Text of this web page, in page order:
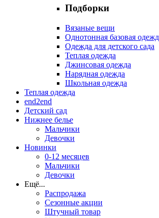
Подборки
Вязаные вещи
Однотонная базовая
Одежда для детского сада
Теплая одежда
Джинсовая одежда
Нарядная одежда
Школьная одежда
Теплая одежда
end2end
Детский сад
Нижнее белье
Мальчики
Девочки
Новинки
0-12 месяцев
Мальчики
Девочки
Ещё...
Распродажа
Сезонные акции
Штучный товар